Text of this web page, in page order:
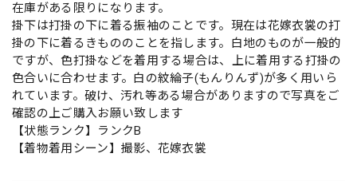
在庫がある限りになります。
掛下は打掛の下に着る振袖のことです。現在は花嫁衣裳の打
掛の下に着るきもののことを指します。白地のものが一般的
ですが、色打掛などを着用する場合は、上に着用する打掛の
色合いに合わせます。白の紋綸子(もんりんず)が多く用いら
れています。破け、汚れ等ある場合がありますので写真をご
確認の上ご購入お願い致します
【状態ランク】ランクB
【着物着用シーン】撮影、花嫁衣裳